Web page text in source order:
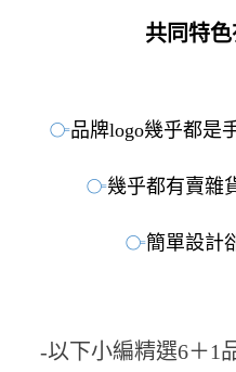
共同特
⧃品牌logo幾乎都是
⧃幾乎都有賣雜
⧃簡單設計
-以下小編精選6＋1